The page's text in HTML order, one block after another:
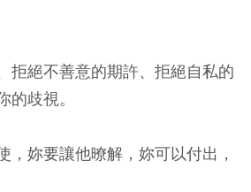
拒絕不善意的期許、拒絕自私的
歧視。
，妳要讓他暸解，妳可以付出，